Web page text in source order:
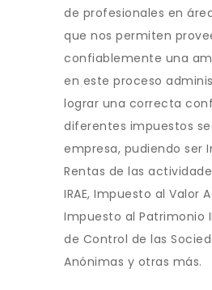
de profesionales en
que nos permiten
confiablemente una
en este proceso
lograr una correcta
diferentes impuestos
empresa, pudiendo ser
Rentas de las
IRAE, Impuesto al Valor
Impuesto al Patrimonio
de Control de las
Anónimas y otras más.